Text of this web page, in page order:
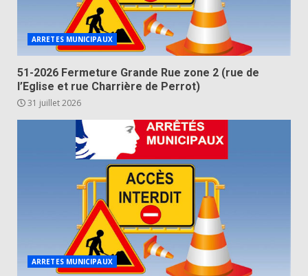
ARRETES MUNICIPAUX
51-2026 Fermeture Grande Rue zone 2 (rue de
l’Eglise et rue Charrière de Perrot)
31 juillet 2026
ARRETES MUNICIPAUX